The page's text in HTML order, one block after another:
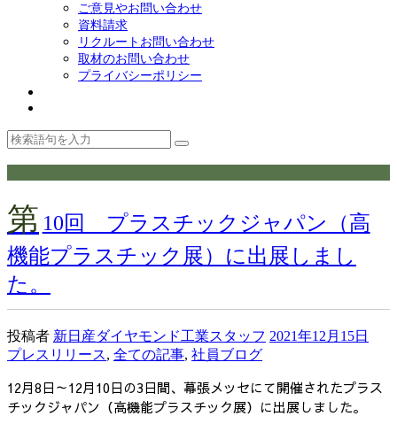
ご意見やお問い合わせ
資料請求
リクルートお問い合わせ
取材のお問い合わせ
プライバシーポリシー
第 10回 プラスチックジャパン（高
機能プラスチック展）に出展しまし
た。
投稿者 新日産ダイヤモンド工業スタッフ 2021年12月15日
プレスリリース, 全ての記事, 社員ブログ
12月8日～12月10日の3日間、幕張メッセにて開催されたプラス
チックジャパン（高機能プラスチック展）に出展しました。